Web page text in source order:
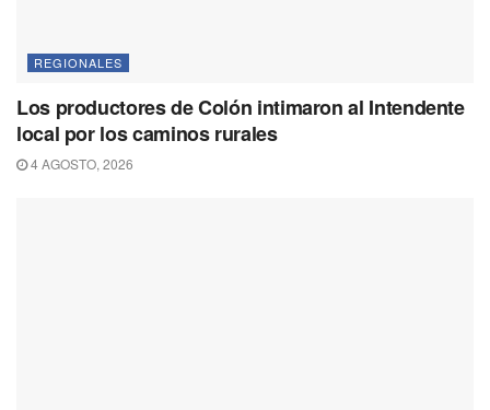
REGIONALES
Los productores de Colón intimaron al Intendente
local por los caminos rurales
4 AGOSTO, 2026